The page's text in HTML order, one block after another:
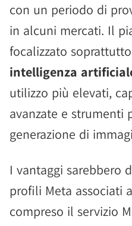
con un periodo di
in alcuni mercati. Il
focalizzato
intelligenza
utilizzo più elevati,
avanzate e strumenti
generazione di
I vantaggi sarebbero
profili Meta associati
compreso il servizio